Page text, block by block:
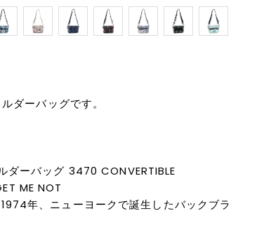
ダーバッグです。
ーバッグ 3470 CONVERTIBLE
ME NOT
年、ニューヨークで誕生したバックブラ